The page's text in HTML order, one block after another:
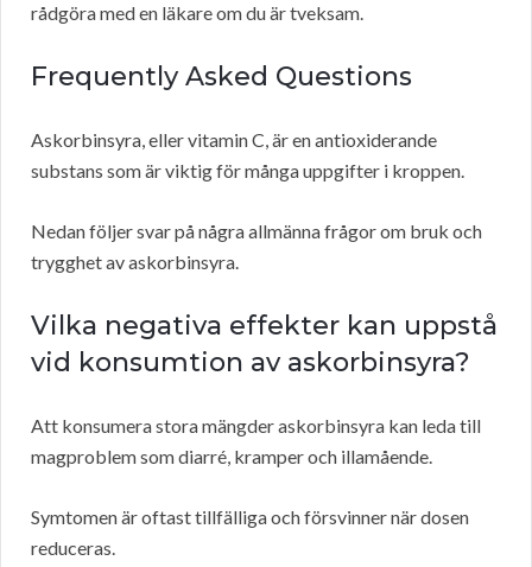
rådgöra med en läkare om du är tveksam.
Frequently Asked Questions
Askorbinsyra, eller vitamin C, är en antioxiderande
substans som är viktig för många uppgifter i kroppen.
Nedan följer svar på några allmänna frågor om bruk och
trygghet av askorbinsyra.
Vilka negativa effekter kan uppstå
vid konsumtion av askorbinsyra?
Att konsumera stora mängder askorbinsyra kan leda till
magproblem som diarré, kramper och illamående.
Symtomen är oftast tillfälliga och försvinner när dosen
reduceras.